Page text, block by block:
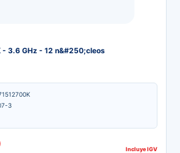
- 3.6 GHz - 12 n&#250;cleos
3
Incluye IGV